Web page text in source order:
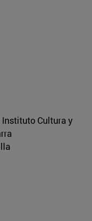
Cultura y